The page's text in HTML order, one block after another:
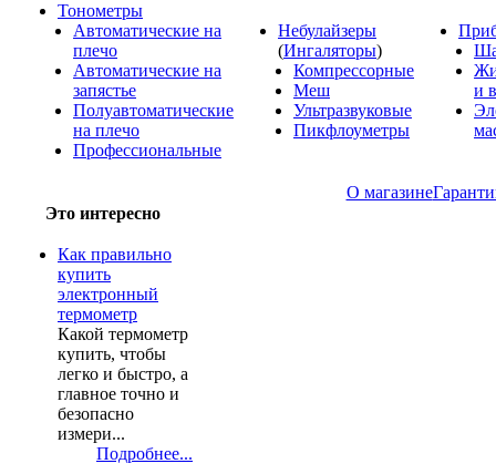
Тонометры
Автоматические на
плечо
Автоматические на
запястье
Полуавтоматические
на плечо
Профессиональные
Небулайзеры
(Ингаляторы)
Компрессорные
Меш
Ультразвуковые
Пикфлоуметры
и
О магазине
Это интересно
Как правильно
купить
электронный
термометр
Какой термометр
купить, чтобы
легко и быстро, а
главное точно и
безопасно
измери...
Подробнее...